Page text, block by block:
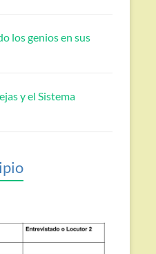
los genios en sus
y el Sistema